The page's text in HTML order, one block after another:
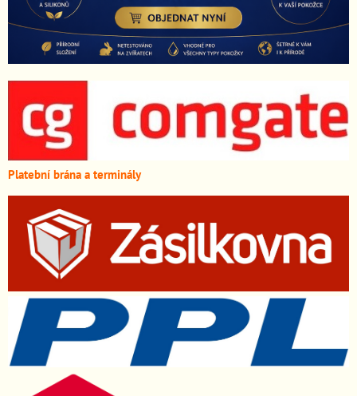
Platební brána a terminály